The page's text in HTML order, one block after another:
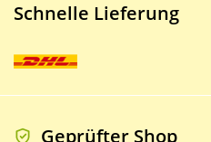
Schnelle Lieferung
Geprüfter Shop